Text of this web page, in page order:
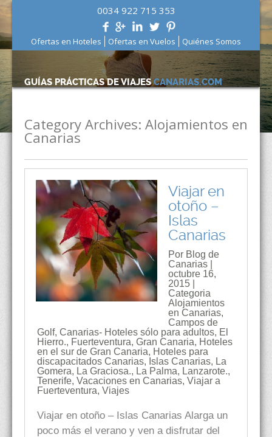
0034 922 715 353
Ofertas en Hoteles Ofertas en Vuelos Quiénes Somos
GUÍAS PRÁCTICAS DE VIAJESCANARIAS.COM
Category Archives: Alojamientos en
Canarias
Viajar en
otoño –
Islas
Canarias
Por Blog de
Canarias |
octubre 16,
2015 |
Categoria
Alojamientos
en Canarias,
Campos de
Golf, Canarias- Hoteles sólo para adultos, El
Hierro., Fuerteventura, Gran Canaria, Hoteles
en el sur de Gran Canaria, Hoteles para
discapacitados Canarias, Islas Canarias, La
Gomera, La Graciosa., La Palma, Lanzarote.,
Tenerife, Vacaciones en Canarias, Viajar a
Fuerteventura, Viajes
Viajar en otoño – Islas Canarias Alarga un
poco más el verano y ven a disfrutar del